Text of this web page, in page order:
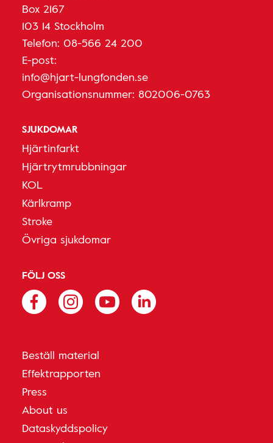
Box 2167
103 14 Stockholm
Telefon: 08-566 24 200
E-post:
info@hjart-lungfonden.se
Organisationsnummer: 802006-0763
SJUKDOMAR
Hjärtinfarkt
Hjärtrytmrubbningar
KOL
Kärlkramp
Stroke
Övriga sjukdomar
FÖLJ OSS
Beställ material
Effektrapporten
Press
About us
Dataskyddspolicy